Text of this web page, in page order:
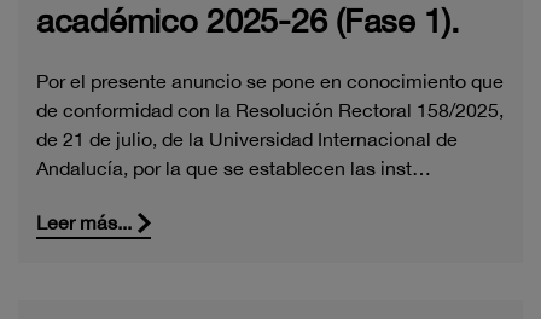
académico 2025-26 (Fase 1).
Por el presente anuncio se pone en conocimiento que
de conformidad con la Resolución Rectoral 158/2025,
de 21 de julio, de la Universidad Internacional de
Andalucía, por la que se establecen las inst…
Leer más...